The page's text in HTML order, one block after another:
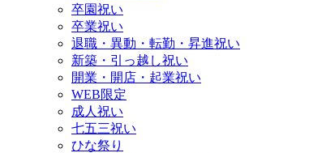
卒園祝い
卒業祝い
退職・異動・転勤・昇進祝い
新築・引っ越し祝い
開業・開店・起業祝い
WEB限定
成人祝い
七五三祝い
ひな祭り